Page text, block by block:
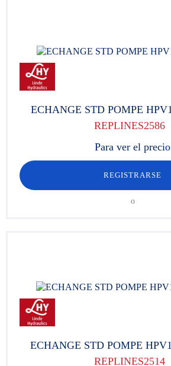
ECHANGE STD POMPE
REPLINES2586
Para ver el precio
REGISTRARSE
o
ECHANGE STD POMPE
REPLINES2514